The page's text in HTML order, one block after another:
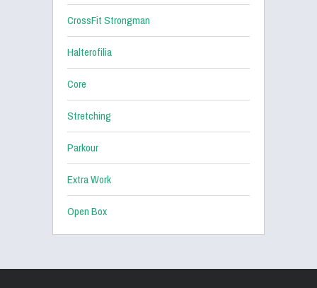
CrossFit Strongman
Halterofilia
Core
Stretching
Parkour
Extra Work
Open Box